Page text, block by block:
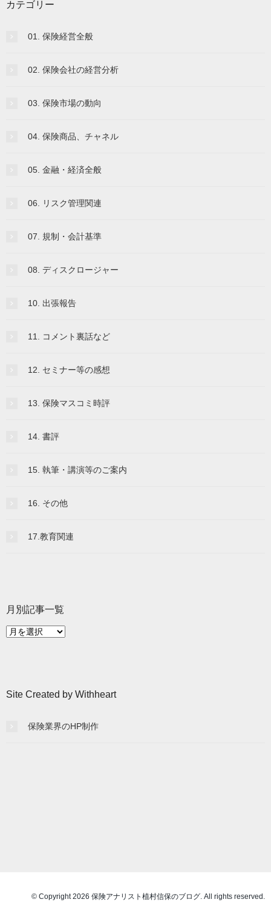
カテゴリー
01. 保険経営全般
02. 保険会社の経営分析
03. 保険市場の動向
04. 保険商品、チャネル
05. 金融・経済全般
06. リスク管理関連
07. 規制・会計基準
08. ディスクロージャー
10. 出張報告
11. コメント裏話など
12. セミナー等の感想
13. 保険マスコミ時評
14. 書評
15. 執筆・講演等のご案内
16. その他
17.教育関連
月別記事一覧
月
覧
Site Created by Withheart
保険業界のHP制作
© Copyright 2026 保険アナリスト植村信保のブログ. All rights reserved.